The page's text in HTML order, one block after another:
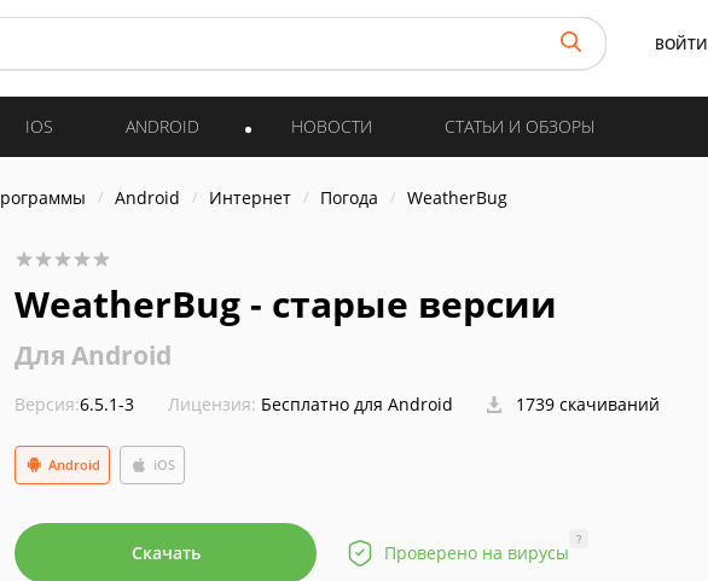
ВОЙТИ
IOS ANDROID НОВОСТИ СТАТЬИ И ОБЗОРЫ
Android Интернет Погода WeatherBug
WeatherBug - старые версии
Для Android
Версия:6.5.1-3 Лицензия: Бесплатно для Android 1739 скачиваний
Android iOS
Скачать Проверено на вирусы
?